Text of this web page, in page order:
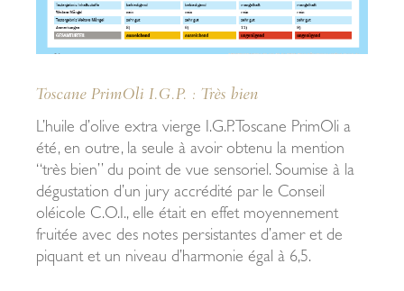
Toscane PrimOli I.G.P. : Très bien
L’huile d’olive extra vierge I.G.P. Toscane PrimOli a
été, en outre, la seule à avoir obtenu la mention
“très bien” du point de vue sensoriel. Soumise à la
dégustation d’un jury accrédité par le Conseil
oléicole C.O.I., elle était en effet moyennement
fruitée avec des notes persistantes d’amer et de
piquant et un niveau d’harmonie égal à 6,5.